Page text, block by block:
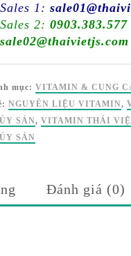
Sales 1:
Sales 2: 0903.383.577
sale02@thaivietjs.com
mục: VITAMIN & CUNG
NGUYÊN LIỆU VITAMIN,
SẢN, VITAMIN THÁI
SẢN
Đánh giá (0)